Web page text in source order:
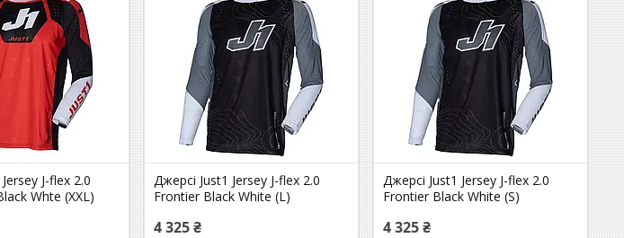
J-flex 2.0
Whte (XXL)
Джерсі Just1 Jersey J-flex 2.0
Frontier Black White (L)
4 325 ₴
Джерсі Just1 Jersey J-flex 2.0
Frontier Black White (S)
4 325 ₴